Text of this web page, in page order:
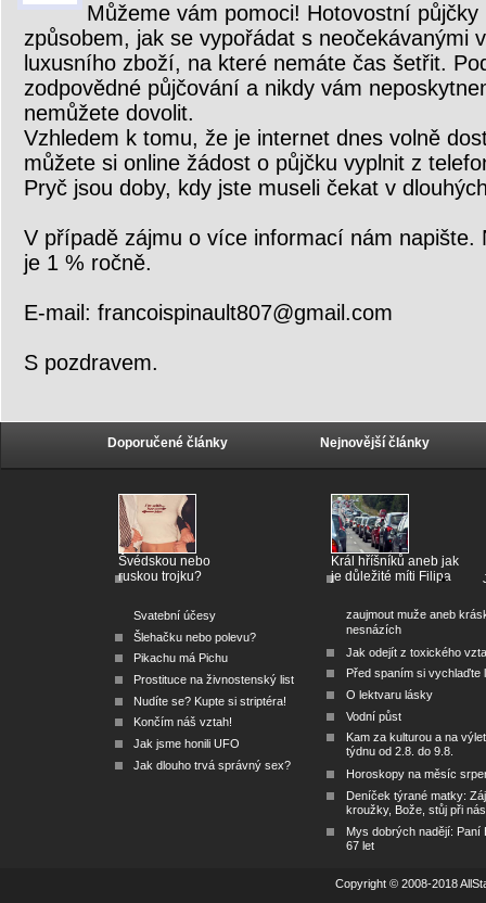
Můžeme vám pomoci! Hotovostní
způsobem, jak se vypořádat s neočekávanými
luxusního zboží, na které nemáte čas šetřit.
zodpovědné půjčování a nikdy vám
nemůžete dovolit.
Vzhledem k tomu, že je internet dnes volně
můžete si online žádost o půjčku vyplnit z
Pryč jsou doby, kdy jste museli čekat v
V případě zájmu o více informací nám napište.
je 1 % ročně.
E-mail: francoispinault807@gmail.com
S pozdravem.
Doporučené články
Švédskou nebo
ruskou trojku?
Svatební účesy
Šlehačku nebo polevu?
Pikachu má Pichu
Prostituce na živnostenský list
Nudíte se? Kupte si striptéra!
Končím náš vztah!
Jak jsme honili UFO
Jak dlouho trvá správný sex?
Nejnovější články
Král hříšníků aneb jak
je důležité míti Filipa
zaujmout muže aneb
nesnázích
Jak odejít z toxického
Před spaním si vychlaďte
O lektvaru lásky
Vodní půst
Kam za kulturou a na
týdnu od 2.8. do 9.8.
Horoskopy na měsíc
Deníček týrané matky:
kroužky, Bože, stůj při nás
Mys dobrých nadějí: Paní
67 let
Copyright © 2008-2018